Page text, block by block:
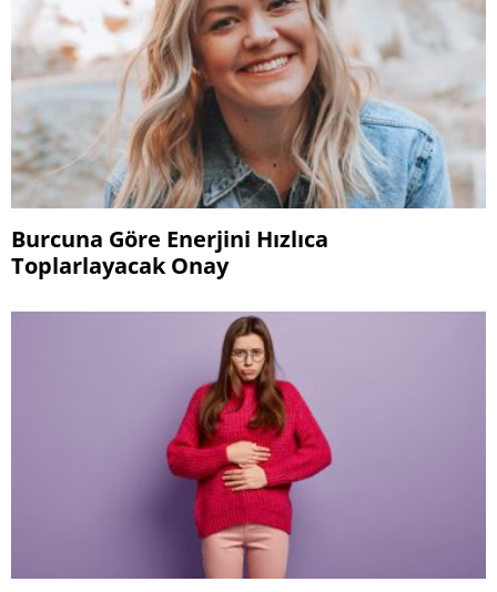
Burcuna Göre Enerjini Hızlıca
Toplarlayacak Onay